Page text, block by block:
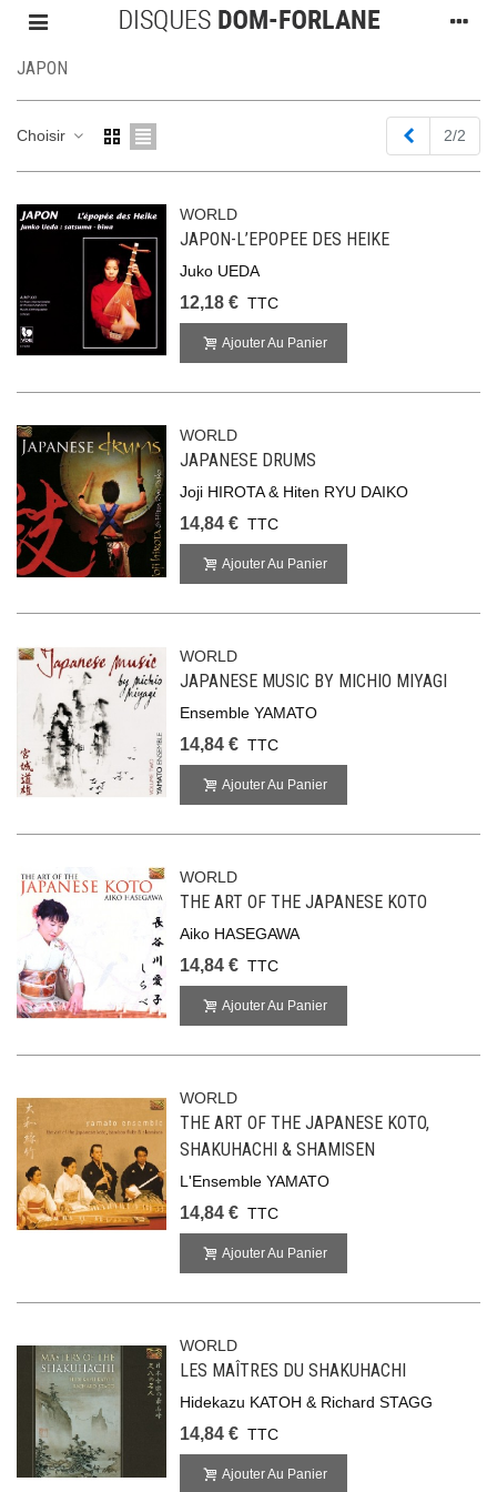
JAPON
Choisir Précédent
2/2
WORLD
JAPON-L’EPOPEE DES HEIKE
Juko UEDA
12,18 € TTC
Ajouter Au Panier
WORLD
JAPANESE DRUMS
Joji HIROTA & Hiten RYU DAIKO
14,84 € TTC
Ajouter Au Panier
WORLD
JAPANESE MUSIC BY MICHIO MIYAGI
Ensemble YAMATO
14,84 € TTC
Ajouter Au Panier
WORLD
THE ART OF THE JAPANESE KOTO
Aiko HASEGAWA
14,84 € TTC
Ajouter Au Panier
WORLD
THE ART OF THE JAPANESE KOTO,
SHAKUHACHI & SHAMISEN
L'Ensemble YAMATO
14,84 € TTC
Ajouter Au Panier
WORLD
LES MAÎTRES DU SHAKUHACHI
Hidekazu KATOH & Richard STAGG
14,84 € TTC
Ajouter Au Panier